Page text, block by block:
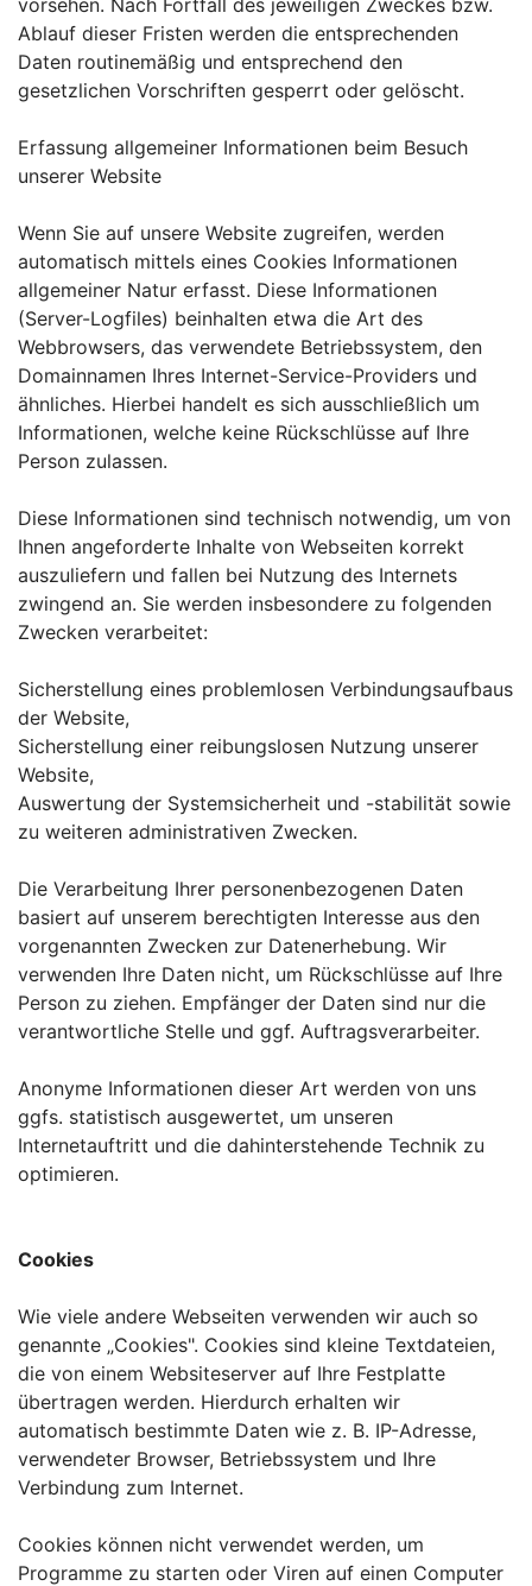
vorsehen. Nach Fortfall des jeweiligen Zweckes bzw.
Ablauf dieser Fristen werden die entsprechenden
Daten routinemäßig und entsprechend den
gesetzlichen Vorschriften gesperrt oder gelöscht.
Erfassung allgemeiner Informationen beim Besuch
unserer Website
Wenn Sie auf unsere Website zugreifen, werden
automatisch mittels eines Cookies Informationen
allgemeiner Natur erfasst. Diese Informationen
(Server-Logfiles) beinhalten etwa die Art des
Webbrowsers, das verwendete Betriebssystem, den
Domainnamen Ihres Internet-Service-Providers und
ähnliches. Hierbei handelt es sich ausschließlich um
Informationen, welche keine Rückschlüsse auf Ihre
Person zulassen.
Diese Informationen sind technisch notwendig, um von
Ihnen angeforderte Inhalte von Webseiten korrekt
auszuliefern und fallen bei Nutzung des Internets
zwingend an. Sie werden insbesondere zu folgenden
Zwecken verarbeitet:
Sicherstellung eines problemlosen Verbindungsaufbaus
der Website,
Sicherstellung einer reibungslosen Nutzung unserer
Website,
Auswertung der Systemsicherheit und -stabilität sowie
zu weiteren administrativen Zwecken.
Die Verarbeitung Ihrer personenbezogenen Daten
basiert auf unserem berechtigten Interesse aus den
vorgenannten Zwecken zur Datenerhebung. Wir
verwenden Ihre Daten nicht, um Rückschlüsse auf Ihre
Person zu ziehen. Empfänger der Daten sind nur die
verantwortliche Stelle und ggf. Auftragsverarbeiter.
Anonyme Informationen dieser Art werden von uns
ggfs. statistisch ausgewertet, um unseren
Internetauftritt und die dahinterstehende Technik zu
optimieren.
Cookies
Wie viele andere Webseiten verwenden wir auch so
genannte „Cookies". Cookies sind kleine Textdateien,
die von einem Websiteserver auf Ihre Festplatte
übertragen werden. Hierdurch erhalten wir
automatisch bestimmte Daten wie z. B. IP-Adresse,
verwendeter Browser, Betriebssystem und Ihre
Verbindung zum Internet.
Cookies können nicht verwendet werden, um
Programme zu starten oder Viren auf einen Computer